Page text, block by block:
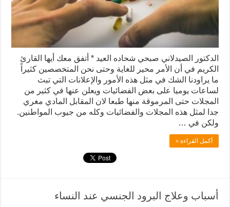
الدكتور الصيدلاني صبحي شحاده العيد * أتفق معك أيها القارئ
الكريم في أن الأمر محير للغاية وحتى نحن المتخصصين كثيراً
ما يراودنا الشك في مثل هذه الأمور والإعلانات التي تبث
لساعات يوميا على بعض الفضائيات ويعلن عنها في كثير من
المجلات حتى المرموقة منها طبعا لان المقابل المادي مغري
جدا لمثل هذه المجلات والفضائيات وكله من جيوب المواطنين.
ولكن في …
أكمل القراءة »
أسباب وعلاج البرود الجنسي عند النساء